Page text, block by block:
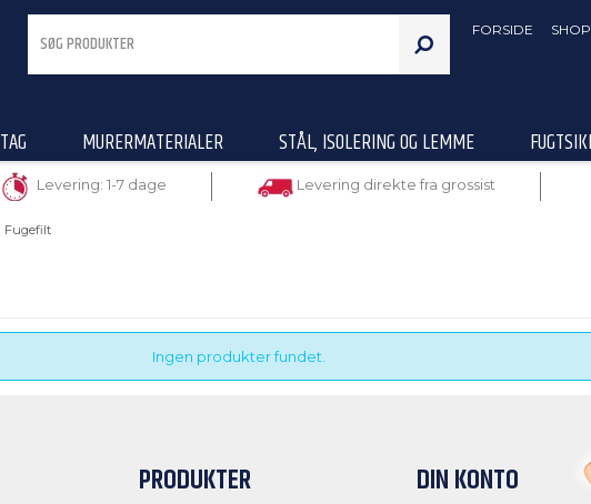
FORSIDE SHOP
TAG MURERMATERIALER STÅL, ISOLERING OG LEMME
Levering: 1-7 dage Levering direkte fra grossist
Fugefilt
Ingen produkter fundet.
PRODUKTER DIN KONTO